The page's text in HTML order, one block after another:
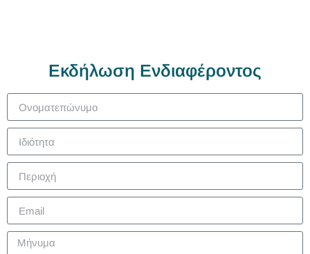
Εκδήλωση Ενδιαφέροντος